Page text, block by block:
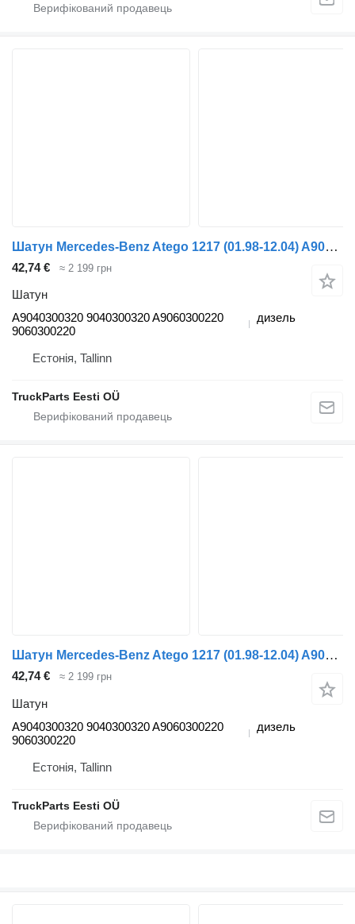
Шатун Mercedes-Benz Atego 1217 (01.98-12.04) A9040300320 до тягача Mercedes-Benz Atego, Atego 2, Atego 3 (1996-)
42,74 € ≈ 2 199 грн
Шатун
A9040300320 9040300320 A9060300220
9060300220
дизель
Естонія, Tallinn
TruckParts Eesti OÜ
Шатун Mercedes-Benz Atego 1217 (01.98-12.04) A9040300320 до тягача Mercedes-Benz Atego, Atego 2, Atego 3 (1996-)
42,74 € ≈ 2 199 грн
Шатун
A9040300320 9040300320 A9060300220
9060300220
дизель
Естонія, Tallinn
TruckParts Eesti OÜ